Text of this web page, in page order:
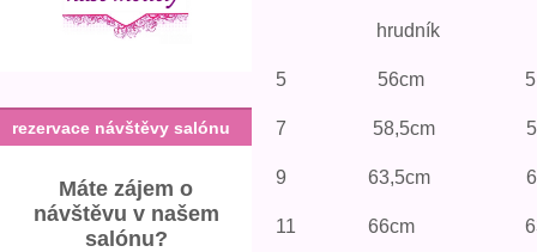
rezervace návštěvy salónu
Máte zájem o
návštěvu v našem
salónu?
hrudník
5 56cm
7 58,5cm
9 63,5cm
11 66cm